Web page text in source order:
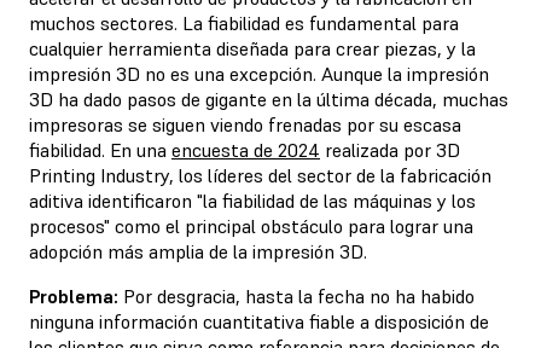
muchos sectores. La fiabilidad es fundamental para
cualquier herramienta diseñada para crear piezas, y la
impresión 3D no es una excepción. Aunque la impresión
3D ha dado pasos de gigante en la última década, muchas
impresoras se siguen viendo frenadas por su escasa
fiabilidad. En una encuesta de 2024 realizada por 3D
Printing Industry, los líderes del sector de la fabricación
aditiva identificaron "la fiabilidad de las máquinas y los
procesos" como el principal obstáculo para lograr una
adopción más amplia de la impresión 3D.
Problema: Por desgracia, hasta la fecha no ha habido
ninguna información cuantitativa fiable a disposición de